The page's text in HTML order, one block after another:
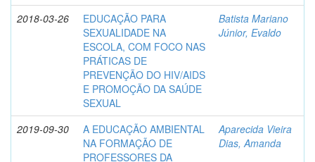
2018-03-26
EDUCAÇÃO PARA
SEXUALIDADE NA
ESCOLA, COM FOCO NAS
PRÁTICAS DE
PREVENÇÃO DO HIV/AIDS
E PROMOÇÃO DA SAÚDE
SEXUAL
Batista Mariano
Júnior, Evaldo
2019-09-30
A EDUCAÇÃO AMBIENTAL
NA FORMAÇÃO DE
PROFESSORES DA
Aparecida Vieira
Dias, Amanda